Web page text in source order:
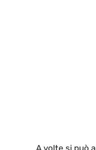
A volte si può